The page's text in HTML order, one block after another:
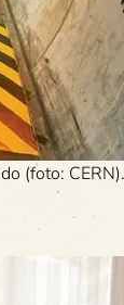
(foto: CERN).